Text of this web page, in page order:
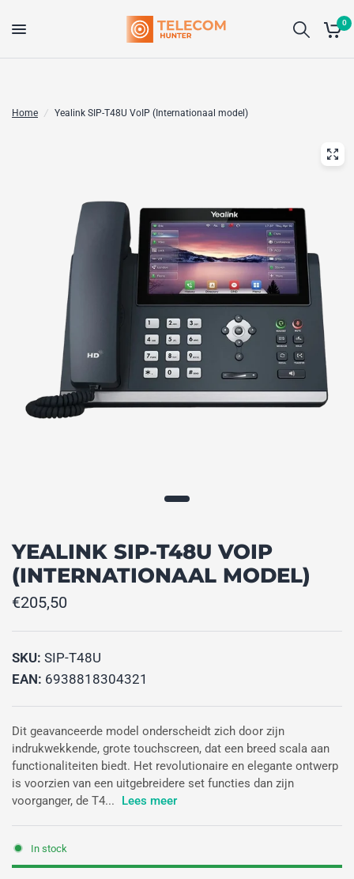
0
Home / Yealink SIP-T48U VoIP (Internationaal model)
YEALINK SIP-T48U VOIP
(INTERNATIONAAL MODEL)
€205,50
SKU: SIP-T48U
EAN: 6938818304321
Dit geavanceerde model onderscheidt zich door zijn
indrukwekkende, grote touchscreen, dat een breed scala aan
functionaliteiten biedt. Het revolutionaire en elegante ontwerp
is voorzien van een uitgebreidere set functies dan zijn
voorganger, de T4...
Lees meer
In stock